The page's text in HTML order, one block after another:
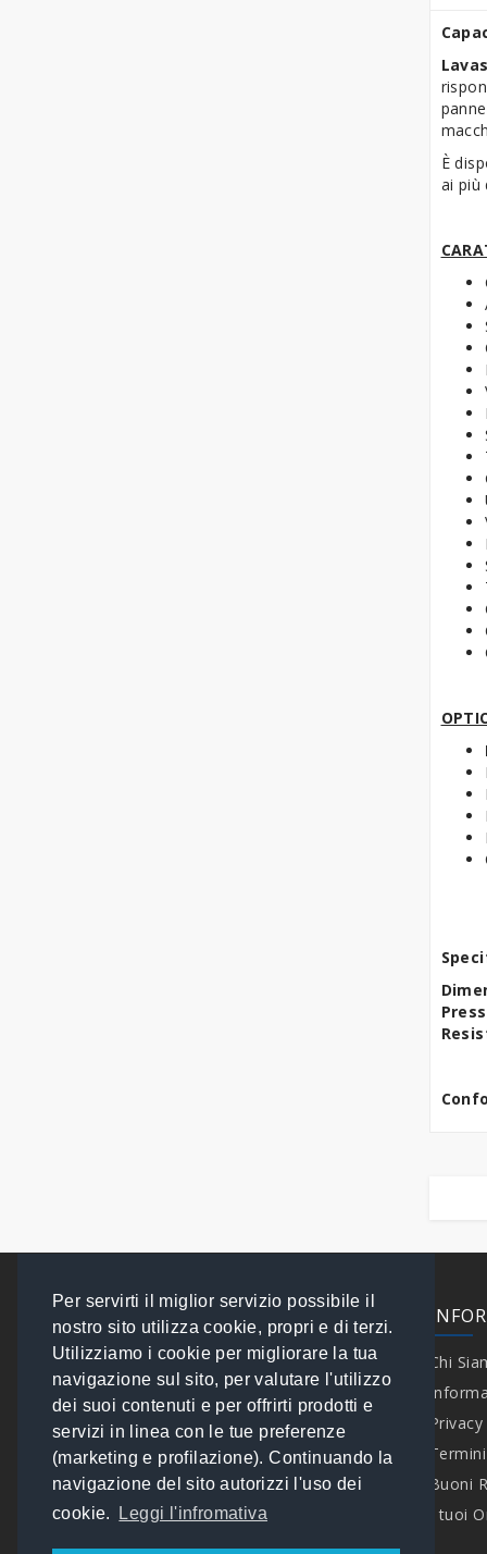
Per servirti il miglior servizio possibile il
nostro sito utilizza cookie, propri e di terzi.
Utilizziamo i cookie per migliorare la tua
navigazione sul sito, per valutare l'utilizzo
dei suoi contenuti e per offrirti prodotti e
servizi in linea con le tue preferenze
(marketing e profilazione). Continuando la
navigazione del sito autorizzi l'uso dei
cookie.
Leggi l'infromativa
È
ai più
EXTRA
Contattaci
Speciali
Brand
I tuoi Ordini
Mappa del Sito
Chi
Buoni
I tuoi